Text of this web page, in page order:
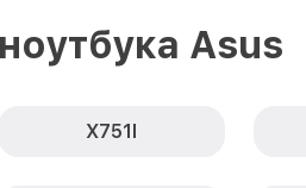
Wi-Fi M509D Asus
шим-контроллера M509D Asus
Asus
X751l